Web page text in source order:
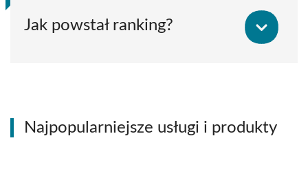
Jak powstał ranking?
Najpopularniejsze usługi i produkty